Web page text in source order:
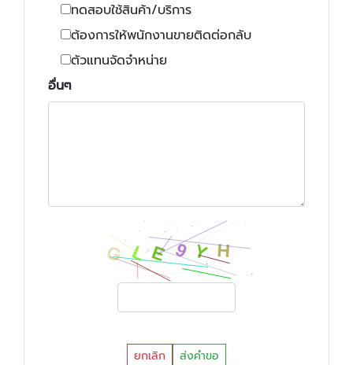
ทดสอบใช้สินค้า/บริการ
ต้องการให้พนักงานขายติดต่อกลับ
ตัวแทนจัดจำหน่าย
อื่นๆ
ยกเลิก ส่งคำขอ